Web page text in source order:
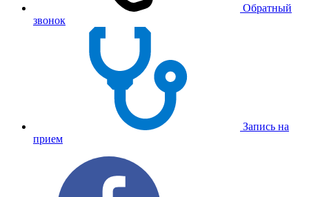
Обратный
звонок
Запись на
прием